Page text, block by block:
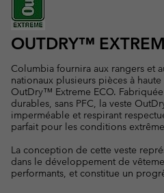
OUTDRY™
Columbia fournira aux rangers et
nationaux plusieurs pièces à
OutDry™ Extreme ECO.
durables, sans PFC, la veste
imperméable et respirant
parfait pour les conditions
La conception de cette veste
dans le développement de
performants, et constitue un